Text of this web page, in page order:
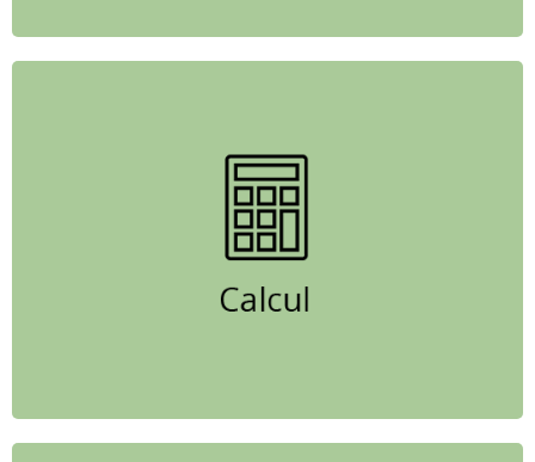
Les calculs sont effectués avec des
algorithmes éprouvés